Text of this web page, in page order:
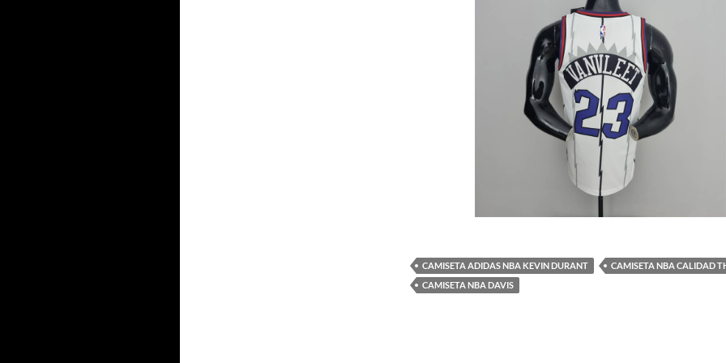
CAMISETA ADIDAS NBA KEVIN DURANT
CAMISETA NBA CALIDAD
CAMISETA NBA DAVIS